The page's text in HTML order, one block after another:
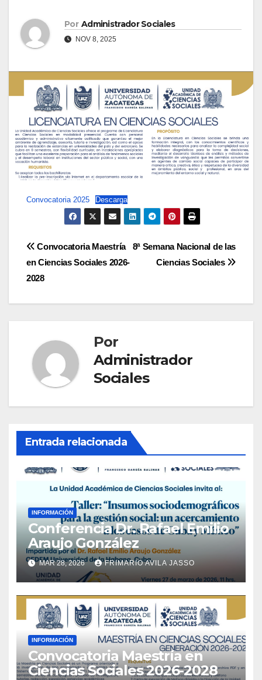
Por Administrador Sociales
NOV 8, 2025
Convocatoria 2025 Descarga
Navegación
de
entradas
8ª Semana Nacional de las
Ciencias Sociales
Convocatoria Maestría
en Ciencias Sociales 2026-
2028
Por
Administrador
Sociales
Entrada relacionada
INFORMACIÓN
Conferencia Dr. Rafael Emilio
Araujo González
MAR 28, 2026 FRIMARIO AVILA JASSO
INFORMACIÓN
Convocatoria Maestría en
Ciencias Sociales 2026-2028